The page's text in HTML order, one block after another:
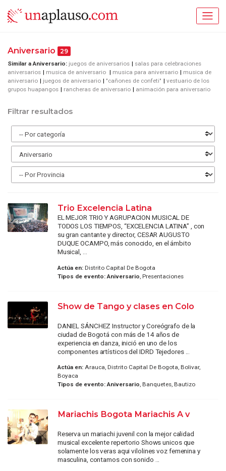
Aniversario 29
Similar a Aniversario: juegos de aniversarios
salas para celebraciones
aniversarios
musica de aniversario musica para aniversario
musica de
aniversario
juegos de aniversario "cañones de confeti"
vestuario de los
grupos huapangos
rancheras de aniversario animación para aniversario
Filtrar resultados
Trio Excelencia Latina
EL MEJOR TRIO Y AGRUPACION MUSICAL DE
TODOS LOS TIEMPOS, “EXCELENCIA LATINA” , con
su gran cantante y director, CESAR AUGUSTO
DUQUE OCAMPO, más conocido, en el ámbito
Musical, ...
Actúa en:Distrito Capital De Bogota
Tipos de evento: Aniversario, Presentaciones
Show de Tango y clases en Colo
DANIEL SÁNCHEZ Instructor y Coreógrafo de la
ciudad de Bogotá con más de 14 años de
experiencia en danza, inició en uno de los
componentes artísticos del IDRD Tejedores ...
Actúa en:Arauca, Distrito Capital De Bogota, Bolivar,
Boyaca
Tipos de evento: Aniversario, Banquetes, Bautizo
Mariachis Bogota Mariachis A v
Reserva un mariachi juvenil con la mejor calidad
musical excelente repertorio Shows unicos que
solamente los veras aqui vilolines voz femenina y
masculina, contamos con sonido ...